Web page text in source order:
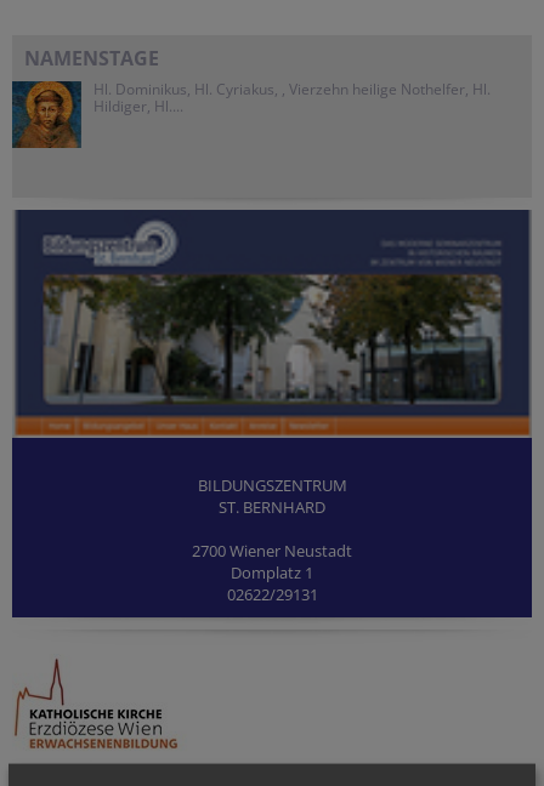
NAMENSTAGE
Hl. Dominikus, Hl. Cyriakus, , Vierzehn heilige Nothelfer, Hl.
Hildiger, Hl....
BILDUNGSZENTRUM
ST. BERNHARD
2700 Wiener Neustadt
Domplatz 1
02622/29131